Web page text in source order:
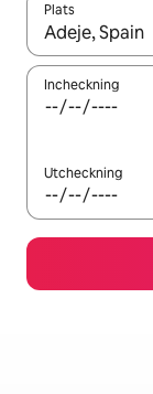
Plats
När resultaten
Incheckning
Utcheckning